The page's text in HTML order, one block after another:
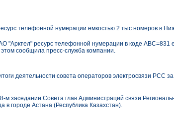
телефонной нумерации емкостью 2 тыс номеров в
"Арктел" ресурс телефонной нумерации в коде АВС=831
сообщила пресс-служба компании.
деятельности совета операторов электросвязи РСС
заседании Совета глав Администраций связи
в городе Астана (Республика Казахстан).